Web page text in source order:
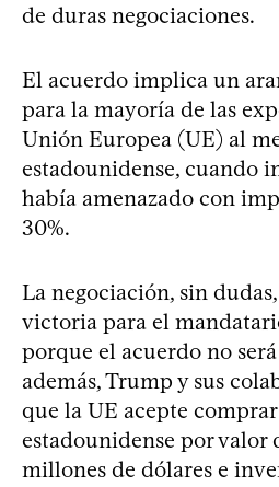
de duras negociaciones.
El acuerdo implica un
para la mayoría de las
Unión Europea (UE) al
estadounidense, cuando
había amenazado con
30%.
La negociación, sin
victoria para el
porque el acuerdo no
además, Trump y sus
que la UE acepte
estadounidense por valor
millones de dólares e